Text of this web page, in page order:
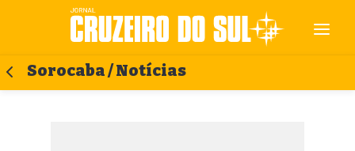
Sorocaba / Notícias